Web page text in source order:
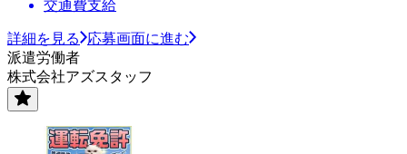
交通費支給
詳細を見る
応募画面に進む
派遣労働者
株式会社アズスタッフ